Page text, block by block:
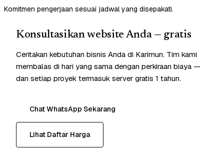
Komitmen pengerjaan sesuai jadwal yang disepakati.
Konsultasikan website Anda — gratis
Ceritakan kebutuhan bisnis Anda di Karimun. Tim kami
membalas di hari yang sama dengan perkiraan biaya —
dan setiap proyek termasuk server gratis 1 tahun.
Chat WhatsApp Sekarang
Lihat Daftar Harga